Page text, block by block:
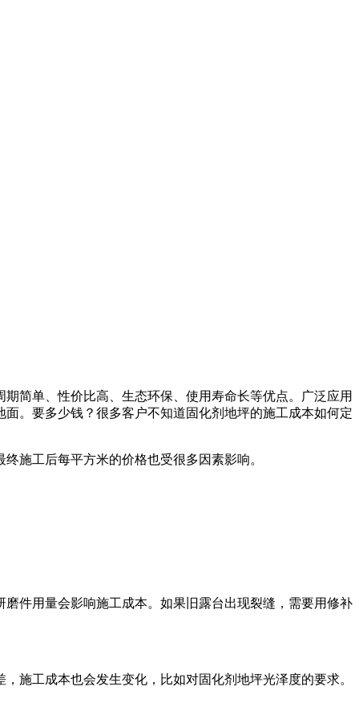
简单、性价比高、生态环保、使用寿命长等优点。广泛应用
。要多少钱？很多客户不知道固化剂地坪的施工成本如何定
施工后每平方米的价格也受很多因素影响。
件用量会影响施工成本。如果旧露台出现裂缝，需要用修补
施工成本也会发生变化，比如对固化剂地坪光泽度的要求。